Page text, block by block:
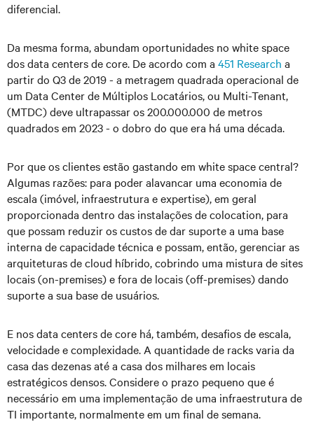
diferencial.
Da mesma forma, abundam oportunidades no white space
dos data centers de core. De acordo com a 451 Research a
partir do Q3 de 2019 - a metragem quadrada operacional de
um Data Center de Múltiplos Locatários, ou Multi-Tenant,
(MTDC) deve ultrapassar os 200.000.000 de metros
quadrados em 2023 - o dobro do que era há uma década.
Por que os clientes estão gastando em white space central?
Algumas razões: para poder alavancar uma economia de
escala (imóvel, infraestrutura e expertise), em geral
proporcionada dentro das instalações de colocation, para
que possam reduzir os custos de dar suporte a uma base
interna de capacidade técnica e possam, então, gerenciar as
arquiteturas de cloud híbrido, cobrindo uma mistura de sites
locais (on-premises) e fora de locais (off-premises) dando
suporte a sua base de usuários.
E nos data centers de core há, também, desafios de escala,
velocidade e complexidade. A quantidade de racks varia da
casa das dezenas até a casa dos milhares em locais
estratégicos densos. Considere o prazo pequeno que é
necessário em uma implementação de uma infraestrutura de
TI importante, normalmente em um final de semana.